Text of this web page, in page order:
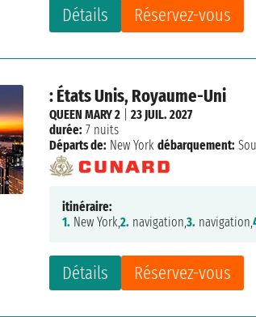
Détails Réservez-vous
: États Unis, Royaume-Uni
Détails Réservez-vous
QUEEN MARY 2 |23 JUIL. 2027
durée: 7 nuits
Départs de: New York débarquement:
itinéraire:
1. New York,2. navigation,3. navigation,